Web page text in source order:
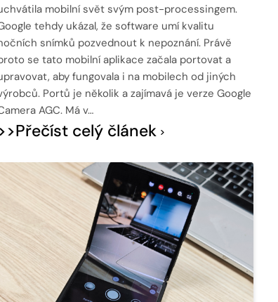
mobilní svět svým post-processingem.
tehdy ukázal, že software umí kvalitu
snímků pozvednout k nepoznání. Právě
se tato mobilní aplikace začala portovat a
aby fungovala i na mobilech od jiných
Portů je několik a zajímavá je verze Google
AGC. Má v…
celý článek